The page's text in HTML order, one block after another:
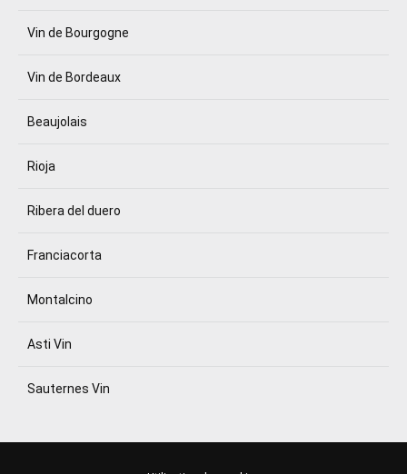
Vin de Bourgogne
Vin de Bordeaux
Beaujolais
Rioja
Ribera del duero
Franciacorta
Montalcino
Asti Vin
Sauternes Vin